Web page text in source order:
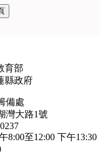
育部
縣政府
備處
灣大路1號
8:00至12:00 下午13:30